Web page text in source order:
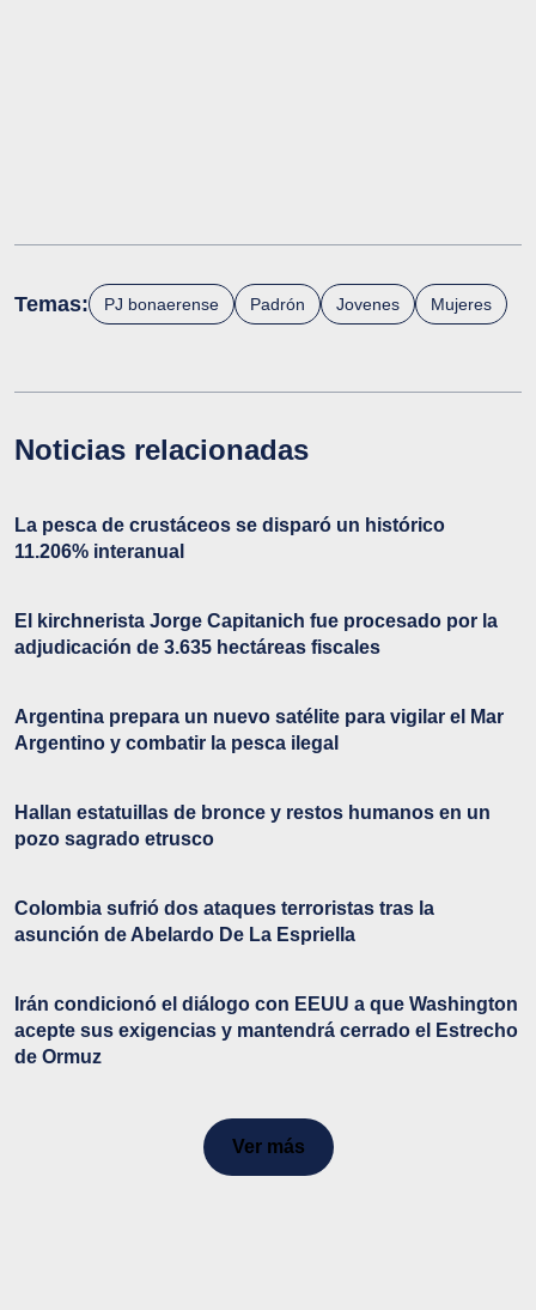
Temas: PJ bonaerense Padrón Jovenes Mujeres
Noticias relacionadas
La pesca de crustáceos se disparó un histórico
11.206% interanual
El kirchnerista Jorge Capitanich fue procesado por la
adjudicación de 3.635 hectáreas fiscales
Argentina prepara un nuevo satélite para vigilar el Mar
Argentino y combatir la pesca ilegal
Hallan estatuillas de bronce y restos humanos en un
pozo sagrado etrusco
Colombia sufrió dos ataques terroristas tras la
asunción de Abelardo De La Espriella
Irán condicionó el diálogo con EEUU a que Washington
acepte sus exigencias y mantendrá cerrado el Estrecho
de Ormuz
Ver más